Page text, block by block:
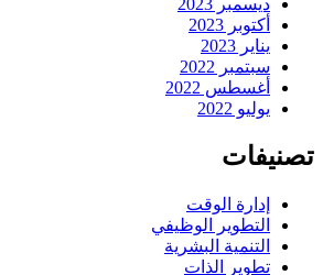
ديسمبر 2023
أكتوبر 2023
يناير 2023
سبتمبر 2022
أغسطس 2022
يوليو 2022
تصنيفات
إدارة الوقت
التطوير الوظيفي
التنمية البشرية
تطوير الذات